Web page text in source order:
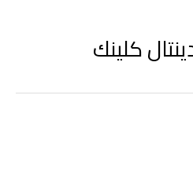
كلينك